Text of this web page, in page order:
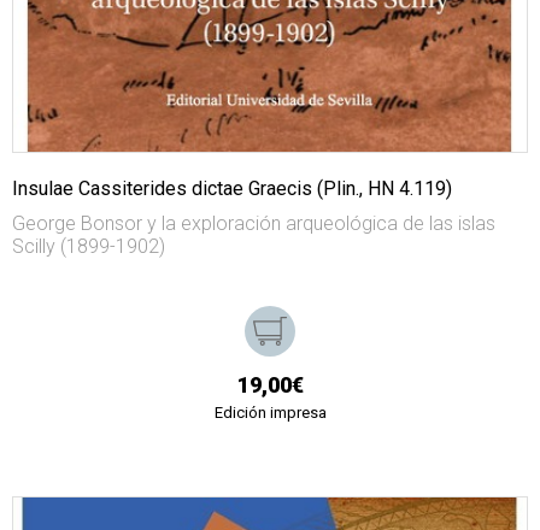
Insulae Cassiterides dictae Graecis (Plin., HN 4.119)
George Bonsor y la exploración arqueológica de las islas
Scilly (1899-1902)
19,00€
Edición impresa